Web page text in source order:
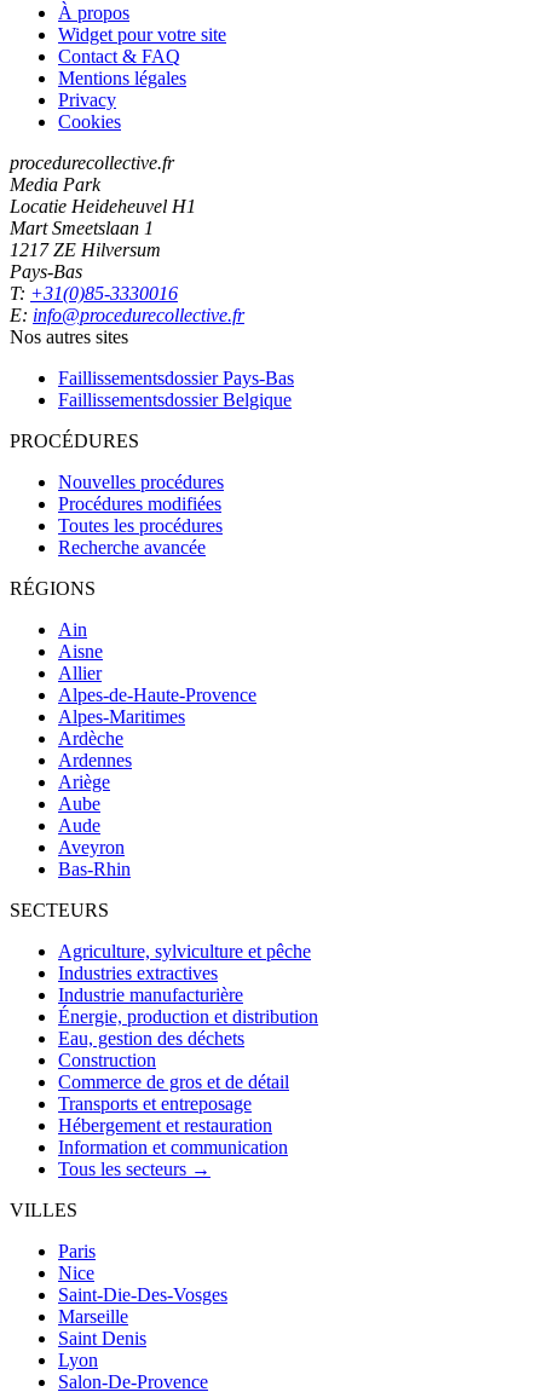
À propos
Widget pour votre site
Contact & FAQ
Mentions légales
Privacy
Cookies
procedurecollective.fr
Media Park
Locatie Heideheuvel H1
Mart Smeetslaan 1
1217 ZE Hilversum
Pays-Bas
T: +31(0)85-3330016
E: info@procedurecollective.fr
Nos autres sites
Faillissementsdossier Pays-Bas
Faillissementsdossier Belgique
PROCÉDURES
Nouvelles procédures
Procédures modifiées
Toutes les procédures
Recherche avancée
RÉGIONS
Ain
Aisne
Allier
Alpes-de-Haute-Provence
Alpes-Maritimes
Ardèche
Ardennes
Ariège
Aube
Aude
Aveyron
Bas-Rhin
SECTEURS
Agriculture, sylviculture et pêche
Industries extractives
Industrie manufacturière
Énergie, production et distribution
Eau, gestion des déchets
Construction
Commerce de gros et de détail
Transports et entreposage
Hébergement et restauration
Information et communication
Tous les secteurs →
VILLES
Paris
Nice
Saint-Die-Des-Vosges
Marseille
Saint Denis
Lyon
Salon-De-Provence